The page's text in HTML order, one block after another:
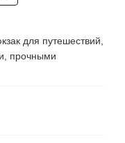
для путешествий,
прочными